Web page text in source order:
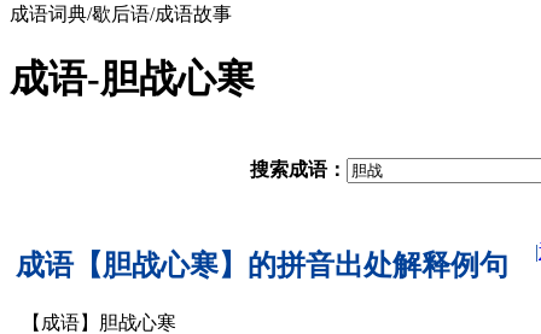
成语词典/歇后语/成语故事
成语-胆战心寒
搜索成语：
成语【胆战心寒】的拼音出处解释例句 |
【成语】胆战心寒